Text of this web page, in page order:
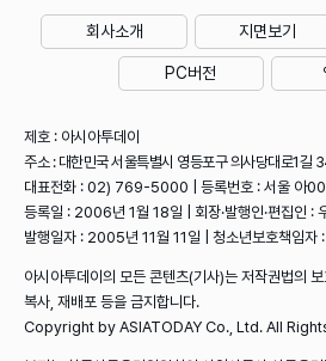
회사소개 지면보기
PC버전
제호 : 아시아투데이
주소 : 대한민국 서울특별시 영등포구 의사당대로1길
대표전화 : 02) 769-5000 | 등록번호 : 서울 아
등록일 : 2006년 1월 18일 | 회장·발행인·편집인 :
발행일자 : 2005년 11월 11일 | 청소년보호책임자 :
아시아투데이의 모든 콘텐츠(기사)는 저작권법의
복사, 재배포 등을 금지합니다.
Copyright by ASIATODAY Co., Ltd. All